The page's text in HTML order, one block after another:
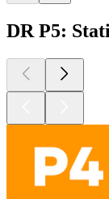
DR P5: